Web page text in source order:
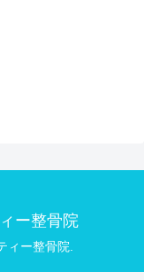
ー整骨院
ィー整骨院.